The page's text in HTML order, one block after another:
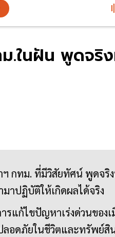
ม.ในฝัน พูดจ
ฯ กทม. ที่มีวิสัยทัศน์ พูดจ
มาปฏิบัติให้เกิดผลได้จริง
รแก้ไขปัญหาเร่งด่วนของ
ลอดภัยในชีวิตและทรัพย์สิ